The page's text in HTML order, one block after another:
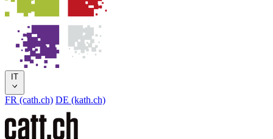
IT
FR (cath.ch) DE (kath.ch)